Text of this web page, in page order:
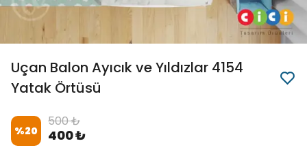
Uçan Balon Ayıcık ve Yıldızlar 4154
Yatak Örtüsü
%20
500 ₺
400 ₺